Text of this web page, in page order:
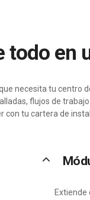
todo en
necesita tu centro
flujos de
tu cartera de
keyboard_arrow_up
Extiende